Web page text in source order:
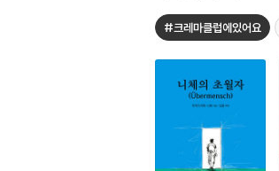
#크레마클럽에있어요